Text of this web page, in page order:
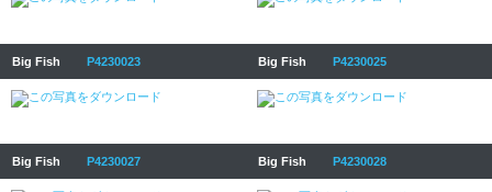
Big Fish P4230023 Big Fish P4230025
Big Fish P4230027 Big Fish P4230028